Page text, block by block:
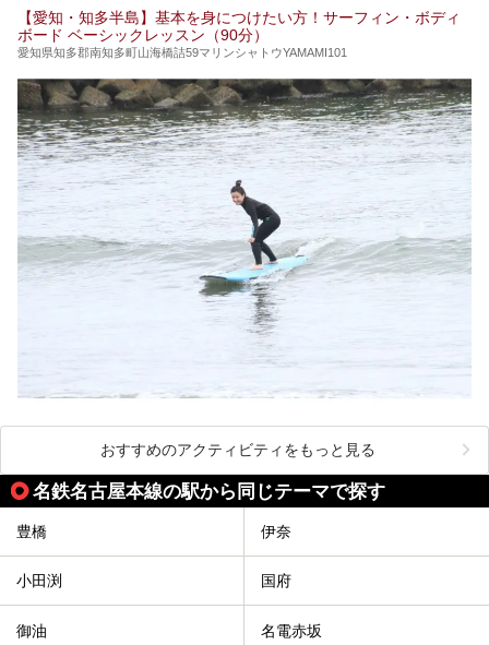
【愛知・知多半島】基本を身につけたい方！サーフィン・ボディ
ボード ベーシックレッスン（90分）
愛知県知多郡南知多町山海橋詰59マリンシャトウYAMAMI101
おすすめのアクティビティをもっと見る
名鉄名古屋本線の駅から同じテーマで探す
豊橋 伊奈
小田渕 国府
御油 名電赤坂